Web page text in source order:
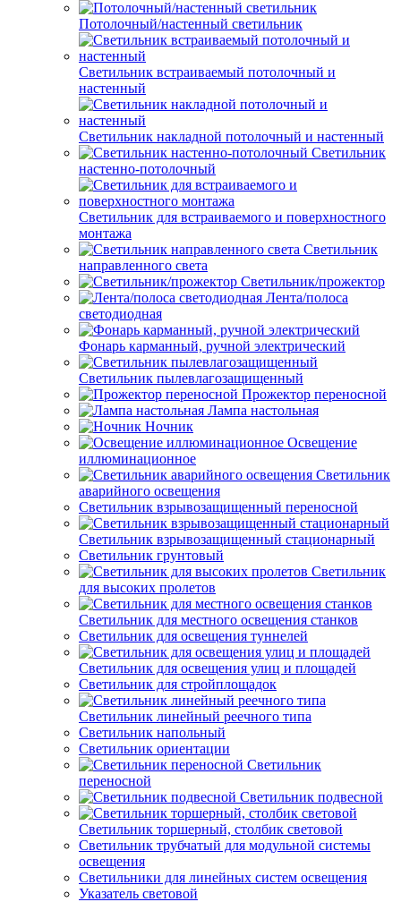
Потолочный/настенный светильник
Светильник встраиваемый потолочный и
настенный
Светильник накладной потолочный и настенный
Светильник
настенно-потолочный
Светильник для встраиваемого и поверхностного
монтажа
Светильник
направленного света
Светильник/прожектор
Лента/полоса
светодиодная
Фонарь карманный, ручной электрический
Светильник пылевлагозащищенный
Прожектор переносной
Лампа настольная
Ночник
Освещение
иллюминационное
Светильник
аварийного освещения
Светильник взрывозащищенный переносной
Светильник взрывозащищенный стационарный
Светильник грунтовый
Светильник
для высоких пролетов
Светильник для местного освещения станков
Светильник для освещения туннелей
Светильник для освещения улиц и площадей
Светильник для стройплощадок
Светильник линейный реечного типа
Светильник напольный
Светильник ориентации
Светильник
переносной
Светильник подвесной
Светильник торшерный, столбик световой
Светильник трубчатый для модульной системы
освещения
Светильники для линейных систем освещения
Указатель световой